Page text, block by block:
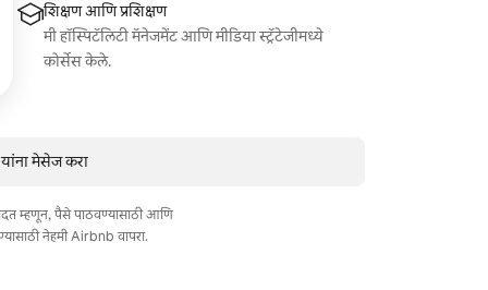
शिक्षण आणि प्रशिक्षण
मी हॉस्पिटॅलिटी मॅनेजमेंट आणि मीडिया स्ट्रॅटेजीमध्ये
कोर्सेस केले.
मेसेज करा
म्हणून, पैसे पाठवण्यासाठी आणि
नेहमी Airbnb वापरा.